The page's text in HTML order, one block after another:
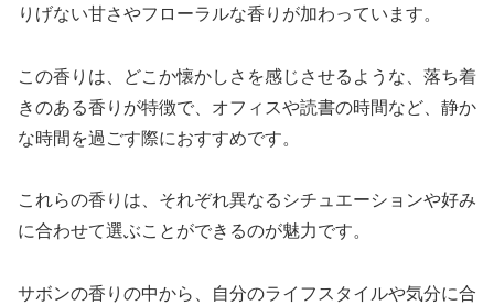
りげない甘さやフローラルな香りが加わっています。
この香りは、どこか懐かしさを感じさせるような、落ち着
きのある香りが特徴で、オフィスや読書の時間など、静か
な時間を過ごす際におすすめです。
これらの香りは、それぞれ異なるシチュエーションや好み
に合わせて選ぶことができるのが魅力です。
サボンの香りの中から、自分のライフスタイルや気分に合